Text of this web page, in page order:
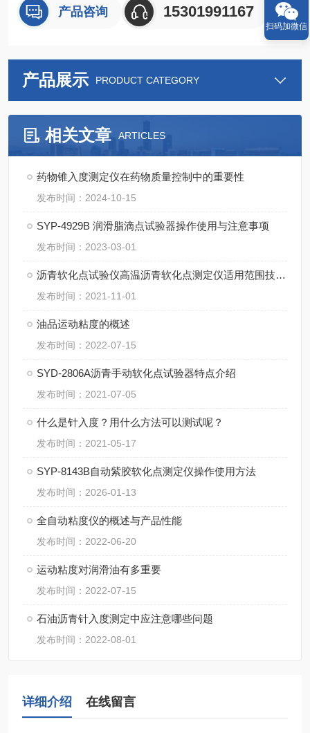
产品咨询 15301991167
产品展示 PRODUCT CATEGORY
相关文章 ARTICLES
药物锥入度测定仪在药物质量控制中的重要性
发布时间：2024-10-15
SYP-4929B 润滑脂滴点试验器操作使用与注意事项
发布时间：2023-03-01
沥青软化点试验仪高温沥青软化点测定仪适用范围技术参数测量范围及执行标准
发布时间：2021-11-01
油品运动粘度的概述
发布时间：2022-07-15
SYD-2806A沥青手动软化点试验器特点介绍
发布时间：2021-07-05
什么是针入度？用什么方法可以测试呢？
发布时间：2021-05-17
SYP-8143B自动紫胶软化点测定仪操作使用方法
发布时间：2026-01-13
全自动粘度仪的概述与产品性能
发布时间：2022-06-20
运动粘度对润滑油有多重要
发布时间：2022-07-15
石油沥青针入度测定中应注意哪些问题
发布时间：2022-08-01
详细介绍 在线留言
扫码加微信